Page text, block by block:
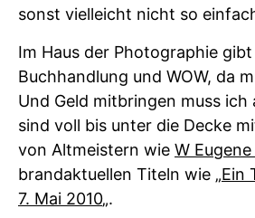
sonst vielleicht nicht so
Im Haus der Photographie
Buchhandlung und WOW, da
Und Geld mitbringen muss ich
sind voll bis unter die Decke
von Altmeistern wie W
brandaktuellen Titeln wie „Ein
7. Mai 2010„.